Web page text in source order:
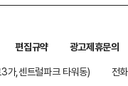
편집규약
광고제휴문의
가,센트럴파크 타워동)
전